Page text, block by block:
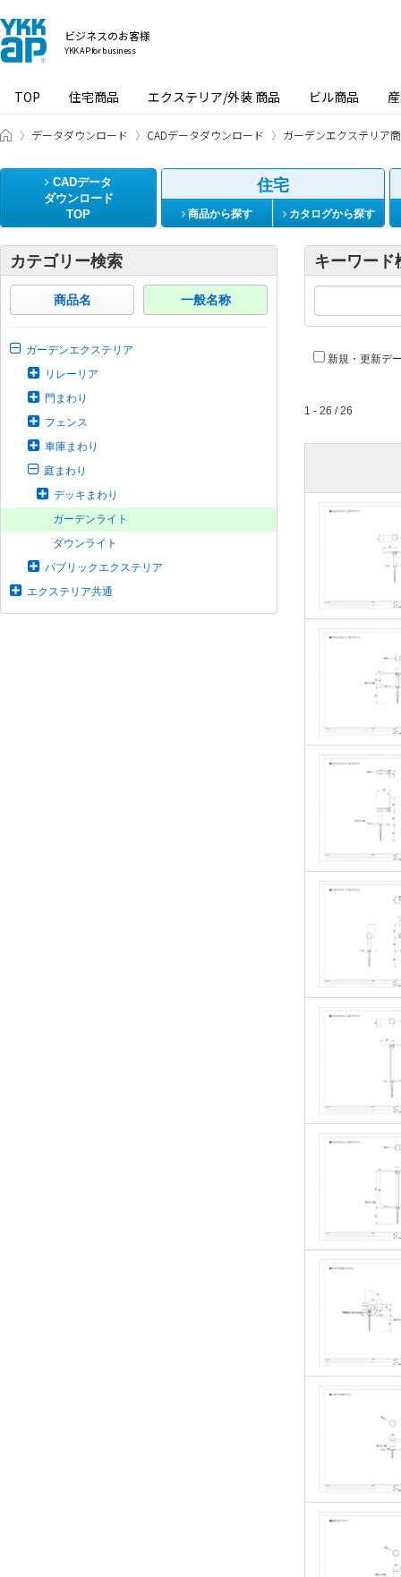
ビジネスのお客様
YKK AP for business
TOP 住宅商品 エクステリア/外装 商品 ビル商品
ビジネスのお客様 HOME
データダウンロード CADデータダウンロード ガーデンエクステリア
CADデータ
ダウンロード
TOP
住宅
商品から探す カタログから探す
カテゴリー検索
商品名 一般名称
ガーデンエクステリア
リレーリア
門まわり
フェンス
車庫まわり
庭まわり
デッキまわり
ガーデンライト
ダウンライト
パブリックエクステリア
エクステリア共通
キーワード
新規・更新デ
1 - 26 / 26